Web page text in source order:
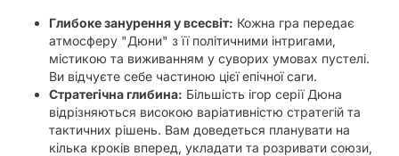
Глибоке занурення у всесвіт: Кожна гра передає
атмосферу "Дюни" з її політичними інтригами,
містикою та виживанням у суворих умовах пустелі.
Ви відчуєте себе частиною цієї епічної саги.
Стратегічна глибина: Більшість ігор серії Дюна
відрізняються високою варіативністю стратегій та
тактичних рішень. Вам доведеться планувати на
кілька кроків вперед, укладати та розривати союзи,